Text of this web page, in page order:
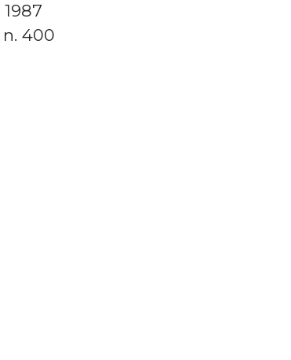
1987
n. 400